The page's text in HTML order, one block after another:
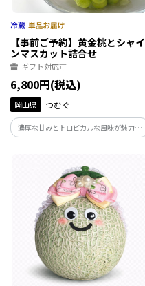
【事前ご予約】黄金桃とシャイ
ンマスカット詰合せ
ギフト対応可
6,800円(税込)
岡山県 つむぐ
濃厚な甘みとトロピカルな風味が魅力の
黄金桃と、人気のシャインマスカットを
下旬～9月上旬】